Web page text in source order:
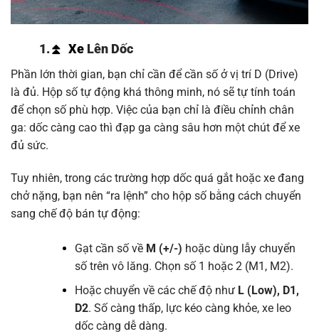
1.⏫ Xe Lên Dốc
Phần lớn thời gian, bạn chỉ cần để cần số ở vị trí D (Drive)
là đủ. Hộp số tự động khá thông minh, nó sẽ tự tính toán
để chọn số phù hợp. Việc của bạn chỉ là điều chỉnh chân
ga: dốc càng cao thì đạp ga càng sâu hơn một chút để xe
đủ sức.
Tuy nhiên, trong các trường hợp dốc quá gắt hoặc xe đang
chở nặng, bạn nên “ra lệnh” cho hộp số bằng cách chuyển
sang chế độ bán tự động:
Gạt cần số về M (+/-) hoặc dùng lẫy chuyển
số trên vô lăng. Chọn số 1 hoặc 2 (M1, M2).
Hoặc chuyển về các chế độ như L (Low), D1,
D2. Số càng thấp, lực kéo càng khỏe, xe leo
dốc càng dễ dàng.